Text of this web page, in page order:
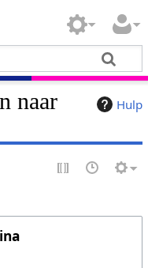
Hulp
naar